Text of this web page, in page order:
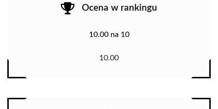
Ocena w rankingu
10.00 na 10
10.00